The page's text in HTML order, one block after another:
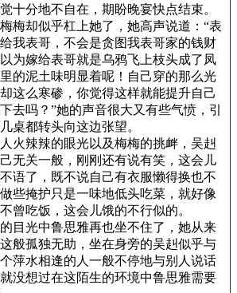
十分地不自在，期盼晚宴快点结束。
梅却似乎杠上她了，她高声说道：“表
我表哥，不会是贪图我表哥家的钱财
为嫁给表哥就是乌鸦飞上枝头成了凤
的泥土味明显着呢！自己穿的那么光
这么寒碜，你觉得这样就能提升自己
去吗？”她的声音很大又有些气愤，引
桌都转头向这边张望。
火辣辣的眼光以及梅梅的挑衅，吴赳
无关一般，刚刚还有说有笑，这会儿
语了，既不说自己有衣服懒得换也不
些掩护只是一味地低头吃菜，就好像
曾吃饭，这会儿饿的不行似的。
目光中鲁思雅再也坐不住了，她从来
般孤独无助，坐在身旁的吴赳似乎与
萍水相逢的人一般不停地与别人说话
没想过在这陌生的环境中鲁思雅需要